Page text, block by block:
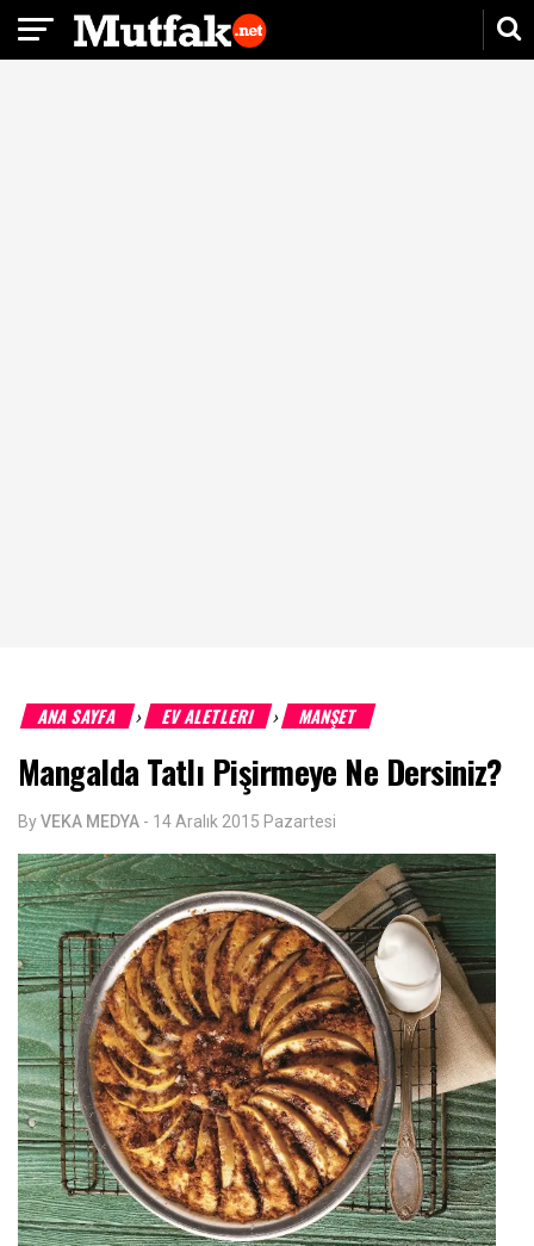
ANA SAYFA › EV ALETLERI › MANŞET
Mangalda Tatlı Pişirmeye Ne Dersiniz?
ByVEKA MEDYA - 14 Aralık 2015 Pazartesi